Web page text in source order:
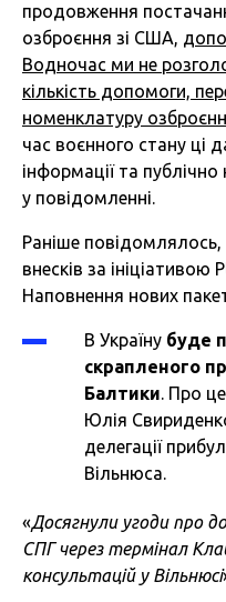
продовження
озброєння зі США,
Водночас ми не
кількість допомоги,
номенклатуру
час воєнного стану ці
інформації та
у повідомленні.
Раніше
внесків за
Наповнення нових
В Україну буде
скрапленого
Балтики. Про
Юлія
делегації
Вільнюса.
«Досягнули угоди про
СПГ через термінал
консультацій у Вільнюсі